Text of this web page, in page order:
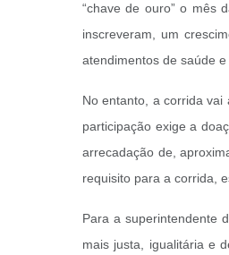
“chave de ouro” o mês
inscreveram, um
atendimentos de saúde
No entanto, a corrida
participação exige a
arrecadação de,
requisito para a corrida,
Para a superintendente
mais justa, igualitária e